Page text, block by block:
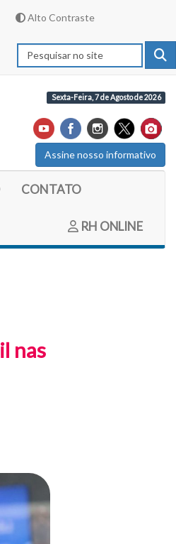
Alto Contraste
Sexta-Feira, 7 de Agosto de 2026
Assine nosso informativo
do legislativo)
(site com informações LGPD)
CONTATO
RH ONLINE
nas